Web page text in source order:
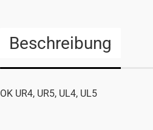
Beschreibung
OK UR4, UR5, UL4, UL5